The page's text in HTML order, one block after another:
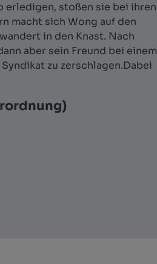
erledigen, stoßen sie bei ihren
macht sich Wong auf den
in den Knast. Nach
aber sein Freund bei einem
zu zerschlagen.Dabei